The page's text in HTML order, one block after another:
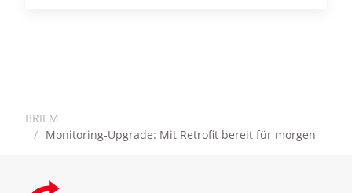
BRIEM
Monitoring-Upgrade: Mit Retrofit bereit für morgen